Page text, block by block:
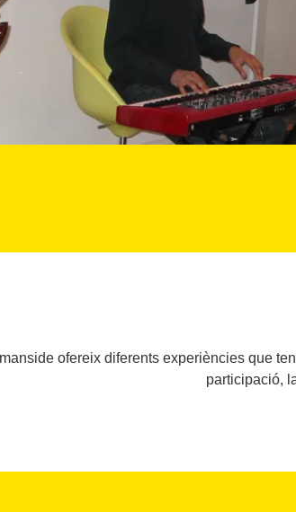
ofereix diferents experiències que
participació,